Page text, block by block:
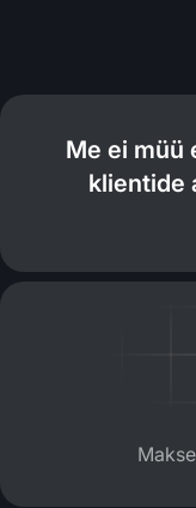
Me ei müü
klientide